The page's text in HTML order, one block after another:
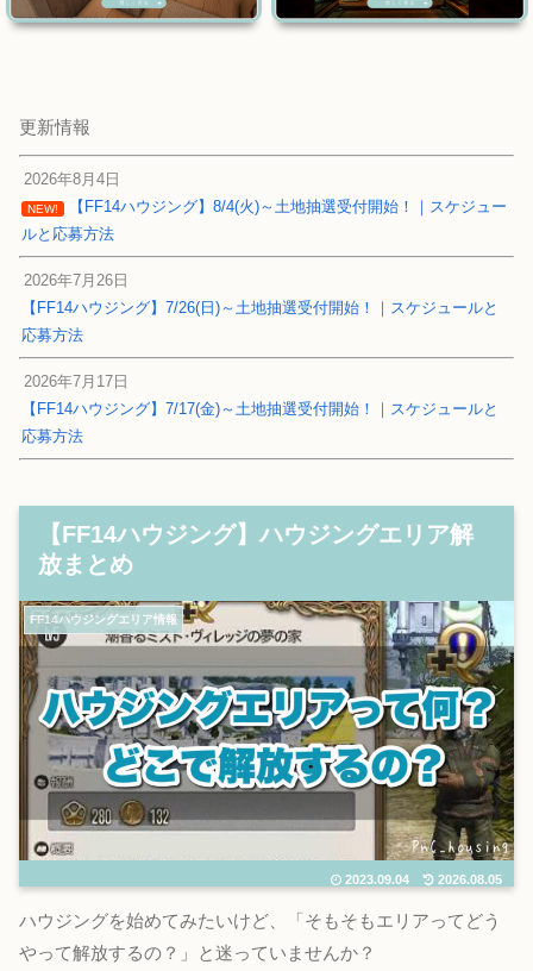
更新情報
2026年8月4日
NEW!
【FF14ハウジング】8/4(火)～土地抽選受付開始！｜スケジュー
ルと応募方法
2026年7月26日
【FF14ハウジング】7/26(日)～土地抽選受付開始！｜スケジュールと
応募方法
2026年7月17日
【FF14ハウジング】7/17(金)～土地抽選受付開始！｜スケジュールと
応募方法
【FF14ハウジング】ハウジングエリア解
放まとめ
FF14ハウジングエリア情報
2023.09.04 2026.08.05
ハウジングを始めてみたいけど、「そもそもエリアってどう
やって解放するの？」と迷っていませんか？